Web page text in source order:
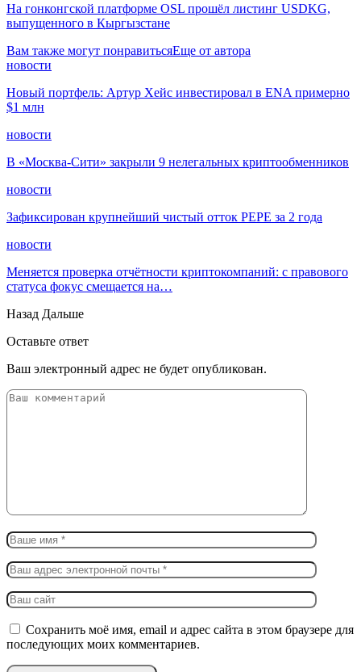
На гонконгской платформе OSL прошёл листинг USDKG,
выпущенного в Кыргызстане
Вам также могут понравитьсяЕще от автора
новости
Новый портфель: Артур Хейс инвестировал в ENA примерно
$1 млн
новости
В «Москва-Сити» закрыли 9 нелегальных криптообменников
новости
Зафиксирован крупнейший чистый отток PEPE за 2 года
новости
Меняется проверка отчётности криптокомпаний: с правового
статуса фокус смещается на…
Назад Дальше
Оставьте ответ
Ваш электронный адрес не будет опубликован.
Сохранить моё имя, email и адрес сайта в этом браузере для
последующих моих комментариев.